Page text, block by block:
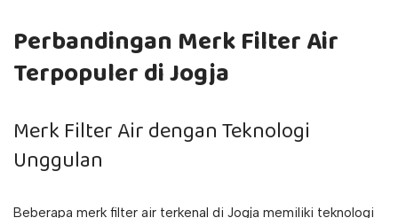
Perbandingan Merk Filter Air
Terpopuler di Jogja
Merk Filter Air dengan Teknologi
Unggulan
Beberapa merk filter air terkenal di Jogja memiliki teknologi